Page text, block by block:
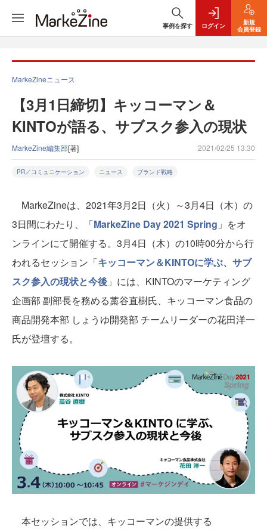
事例を探す ログイン
新規
会員登録
MarkeZineニュース
【3月1日締切】キッコーマン＆
KINTOが語る、サブスク参入の現状
MarkeZine編集部[著] 2021/02/25 13:30
PR／コミュニケーション ニュース ブランド戦略
MarkeZineは、2021年3月2日（火）～3月4日（木）の
3日間にわたり、「MarkeZine Day 2021 Spring 」をオ
ンラインにて開催する。3月4日（木）の10時00分から行
われるセッション「キッコーマン＆KINTOに学ぶ、サブ
スク参入の現状と今後 」には、KINTOのマーケティング
企画部 副部長を務める藁谷直樹氏、キッコーマン食品の
商品開発本部 しょうゆ開発部 チームリーダーの花田洋一
氏が登壇する。
本セッションでは、キッコーマンの提供する